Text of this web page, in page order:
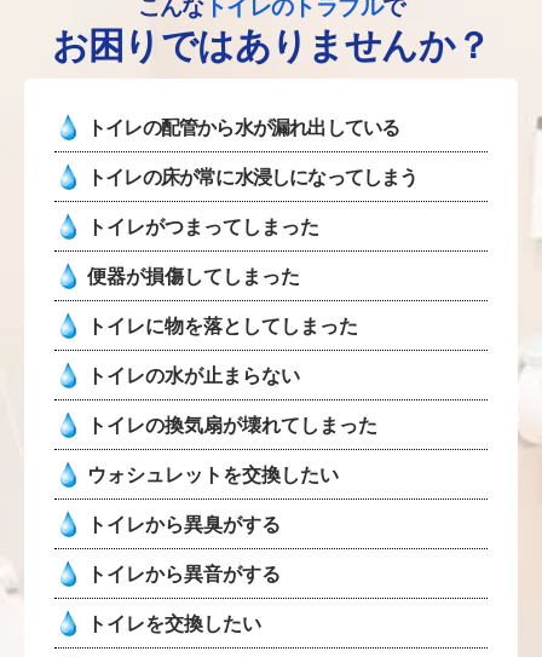
お困りではありませんか？
トイレの配管から水が漏れ出している
トイレの床が常に水浸しになってしまう
トイレがつまってしまった
便器が損傷してしまった
トイレに物を落としてしまった
トイレの水が止まらない
トイレの換気扇が壊れてしまった
ウォシュレットを交換したい
トイレから異臭がする
トイレから異音がする
トイレを交換したい